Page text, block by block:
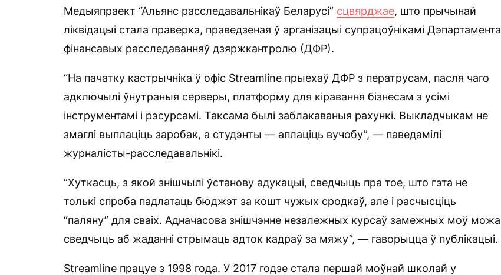
Медыяпраект “Альянс расследавальнікаў Беларусі” сцвярджае, што прычынай
ліквідацыі стала праверка, праведзеная ў арганізацыі супрацоўнікамі Дэпартамента
фінансавых расследаванняў дзяржкантролю (ДФР).
“На пачатку кастрычніка ў офіс Streamline прыехаў ДФР з ператрусам, пасля чаго
адключылі ўнутраныя серверы, платформу для кіравання бізнесам з усімі
інструментамі і рэсурсамі. Таксама былі заблакаваныя рахункі. Выкладчыкам не
змаглі выплаціць заробак, а студэнты — аплаціць вучобу”, — паведамілі
журналісты-расследавальнікі.
“Хуткасць, з якой знішчылі ўстанову адукацыі, сведчыць пра тое, што гэта не
толькі спроба падлатаць бюджэт за кошт чужых сродкаў, але і расчысціць
“паляну” для сваіх. Адначасова знішчэнне незалежных курсаў замежных моў можа
сведчыць аб жаданні стрымаць адток кадраў за мяжу”, — гаворыцца ў публікацыі.
Streamline працуе з 1998 года. У 2017 годзе стала першай моўнай школай у